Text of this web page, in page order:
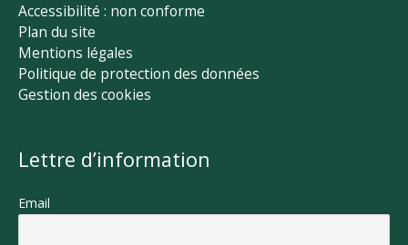
Accessibilité : non conforme
Plan du site
Mentions légales
Politique de protection des données
Gestion des cookies
Lettre d’information
Email